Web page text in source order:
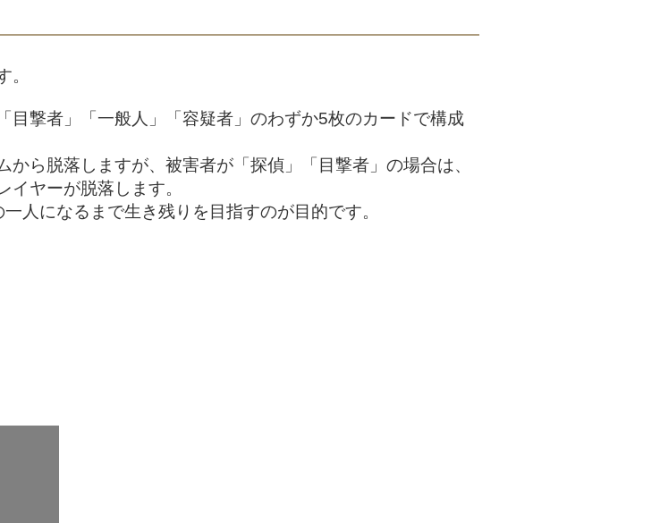
目撃者」「一般人」「容疑者」のわずか5枚のカードで構成
ら脱落しますが、被害者が「探偵」「目撃者」の場合は、
ヤーが脱落します。
人になるまで生き残りを目指すのが目的です。